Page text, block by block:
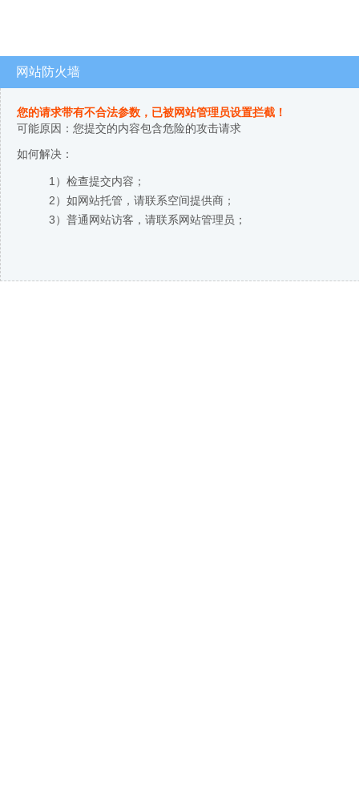
网站防火墙
您的请求带有不合法参数，已被网站管理员设置拦截！
可能原因：您提交的内容包含危险的攻击请求
如何解决：
1）检查提交内容；
2）如网站托管，请联系空间提供商；
3）普通网站访客，请联系网站管理员；